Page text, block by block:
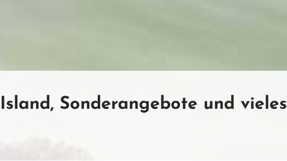
Sonderangebote und vieles